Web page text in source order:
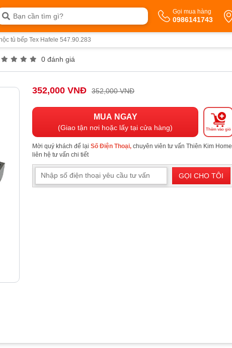
Gọi mua hàng
0986141743
tủ bếp Tex Hafele 547.90.283
0 đánh giá
352,000 VNĐ 352,000 VNĐ
MUA NGAY
(Giao tận nơi hoặc lấy tại cửa hàng) Thêm vào giỏ
Mời quý khách để lại Số Điện Thoại, chuyên viên tư vấn Thiên Kim Home
liên hệ tư vấn chi tiết
GỌI CHO TÔI